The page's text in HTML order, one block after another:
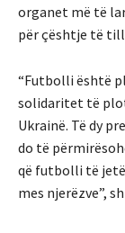
organet më të
për çështje të
“Futbolli është
solidaritet të
Ukrainë. Të dy
do të
që futbolli të
mes njerëzve”,